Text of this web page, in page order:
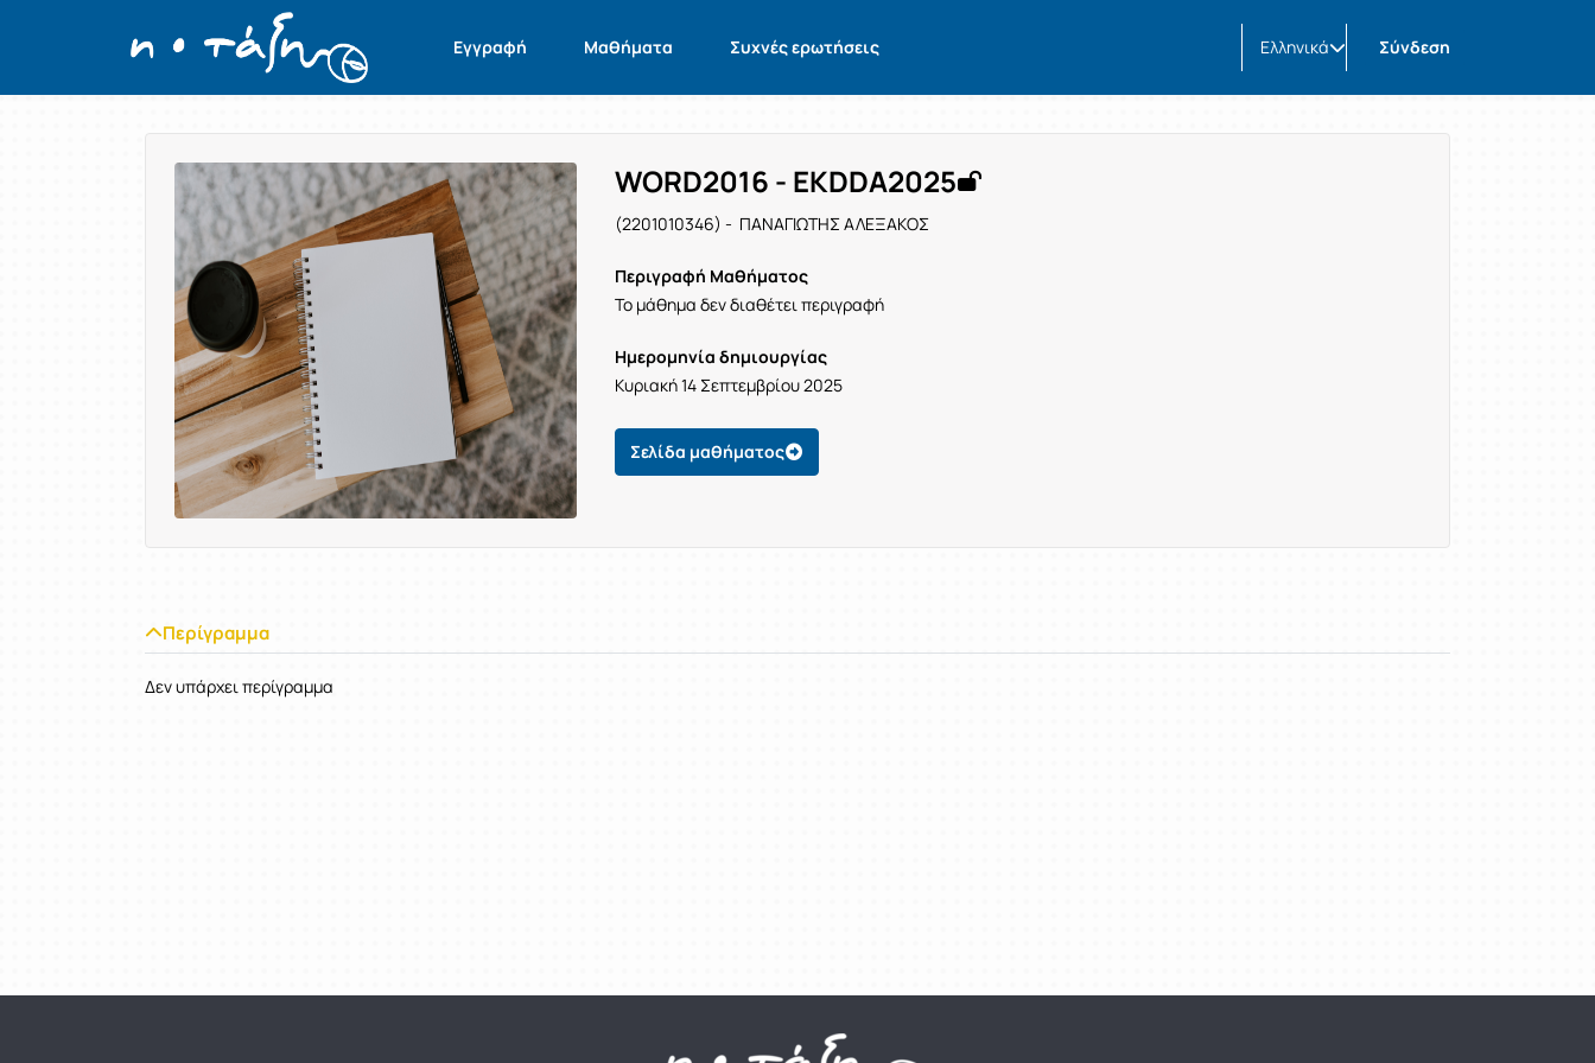
Εγγραφή Μαθήματα Συχνές ερωτήσεις Ελληνικά Σύνδεση
Παρουσίαση/Προβολή
WORD2016 - EKDDA2025
(2201010346) - ΠΑΝΑΓΙΩΤΗΣ ΑΛΕΞΑΚΟΣ
Περιγραφή Μαθήματος
Το μάθημα δεν διαθέτει περιγραφή
Ημερομηνία δημιουργίας
Κυριακή 14 Σεπτεμβρίου 2025
Σελίδα μαθήματος
Περίγραμμα
Δεν υπάρχει περίγραμμα